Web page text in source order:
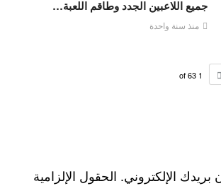
جميع اللاعبين الجدد وطاقم اللعبة…
منذ سنة واحدة
1
63
الإلكتروني. الحقول الإلزامية